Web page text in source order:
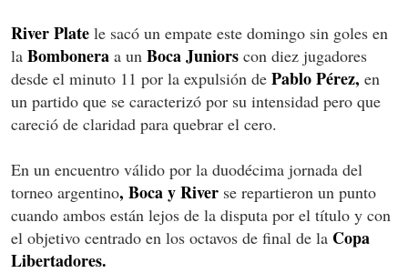
River Plate le sacó un empate este domingo sin goles en
la Bombonera a un Boca Juniors con diez jugadores
desde el minuto 11 por la expulsión de Pablo Pérez, en
un partido que se caracterizó por su intensidad pero que
careció de claridad para quebrar el cero.
En un encuentro válido por la duodécima jornada del
torneo argentino, Boca y River se repartieron un punto
cuando ambos están lejos de la disputa por el título y con
el objetivo centrado en los octavos de final de la Copa
Libertadores.